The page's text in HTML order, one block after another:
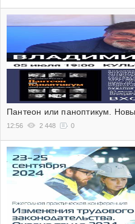
Пантеон или паноптикум.
12:56 2 448 0